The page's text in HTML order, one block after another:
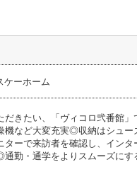
ケーホーム
だきたい、「ヴィコロ弐番館
機など大変充実◎収納はシュ
ーで来訪者を確認し、イン
勤・通学をよりスムーズに